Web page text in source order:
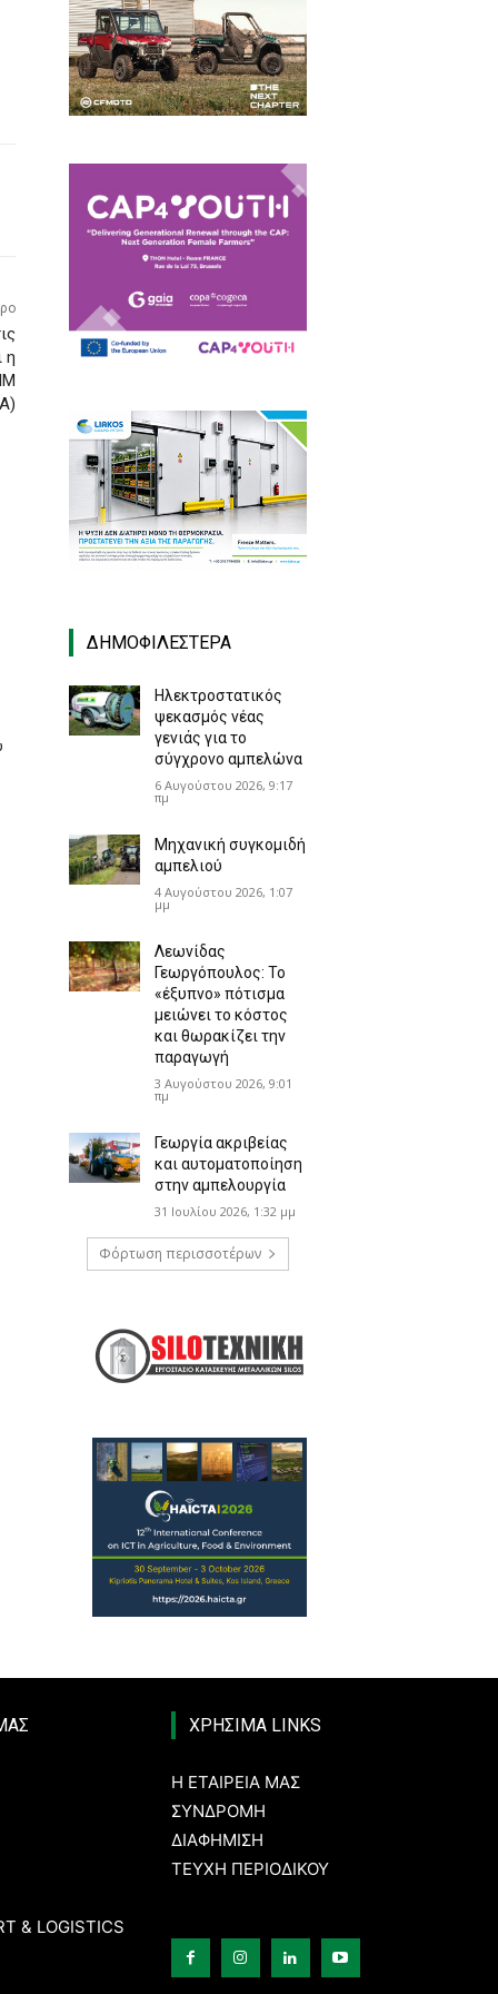
η
ΔΗΜΟΦΙΛΈΣΤΕΡΑ
Ηλεκτροστατικός
ψεκασμός νέας
γενιάς για το
σύγχρονο αμπελώνα
6 Αυγούστου 2026, 9:17
πμ
Μηχανική συγκομιδή
αμπελιού
4 Αυγούστου 2026, 1:07
μμ
Λεωνίδας
Γεωργόπουλος: Το
«έξυπνο» πότισμα
μειώνει το κόστος
και θωρακίζει την
παραγωγή
3 Αυγούστου 2026, 9:01
πμ
Γεωργία ακριβείας
και αυτοματοποίηση
στην αμπελουργία
31 Ιουλίου 2026, 1:32 μμ
Φόρτωση περισσοτέρων
& LOGISTICS
ΧΡΗΣΙΜΑ LINKS
Η ΕΤΑΙΡΕΙΑ ΜΑΣ
ΣΥΝΔΡΟΜΗ
ΔΙΑΦΗΜΙΣΗ
ΤΕΥΧΗ ΠΕΡΙΟΔΙΚΟΥ